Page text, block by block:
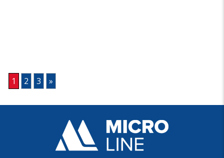
1 2 3 »